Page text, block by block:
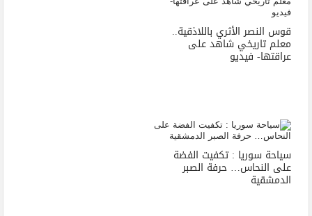
قوس النصر الأثري باللاذقية..
معلم تاريخي شاهد على
عراقتها- فيديو
سياحة سوريا : تكفيت الفضة
على النحاس… حرفة الصبر
الدمشقية